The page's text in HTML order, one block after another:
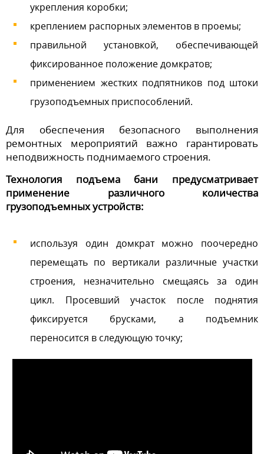
укрепления коробки;
креплением распорных элементов в проемы;
правильной установкой, обеспечивающей
фиксированное положение домкратов;
применением жестких подпятников под штоки
грузоподъемных приспособлений.
Для обеспечения безопасного выполнения
ремонтных мероприятий важно гарантировать
неподвижность поднимаемого строения.
Технология подъема бани предусматривает
применение различного количества
грузоподъемных устройств:
используя один домкрат можно поочередно
перемещать по вертикали различные участки
строения, незначительно смещаясь за один
цикл. Просевший участок после поднятия
фиксируется брусками, а подъемник
переносится в следующую точку;